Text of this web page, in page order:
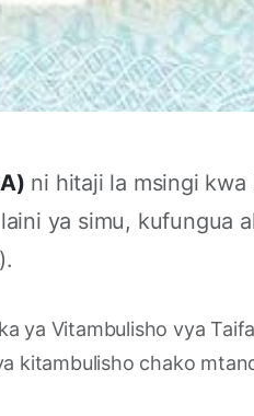
ni hitaji la msingi
ya simu, kufungua
ya Vitambulisho vya
kitambulisho chako